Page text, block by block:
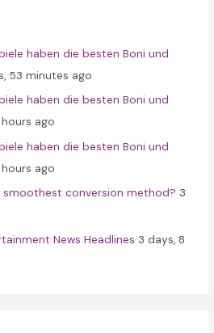
haben die besten Boni und
53 minutes ago
haben die besten Boni und
hours ago
haben die besten Boni und
hours ago
smoothest conversion method? 3
News Headlines 3 days, 8